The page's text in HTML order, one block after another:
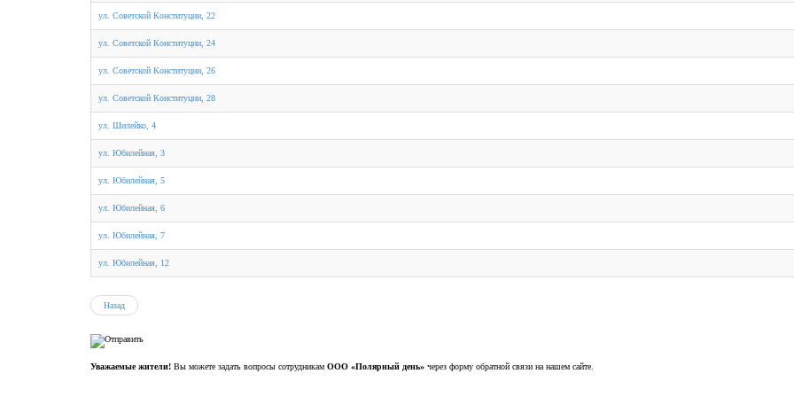
ул. Советской Конституции, 22
ул. Советской Конституции, 24
ул. Советской Конституции, 26
ул. Советской Конституции, 28
ул. Шилейко, 4
ул. Юбилейная, 3
ул. Юбилейная, 5
ул. Юбилейная, 6
ул. Юбилейная, 7
ул. Юбилейная, 12
Назад
Уважаемые жители! Вы можете задать вопросы сотрудникам ООО «Полярный день» через форму обратной связи на нашем сайте.